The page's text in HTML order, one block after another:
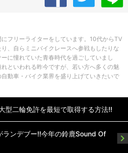
フリーライターをしています。10代からTV
、自らミニバイクレースへ参戦もしたりな
に憧れていた青春時代を過ごしていまし
といわれる昨今ですが、若い方へ多くの魅
動車・バイク業界を盛り上げていきたいで
型二輪免許を最短で取得する方法!!
ンデブー!!今年の鈴鹿Sound Of